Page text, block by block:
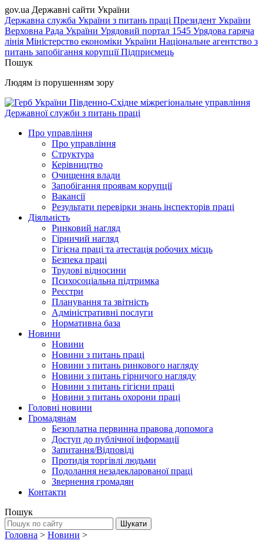
gov.ua Державні сайти України
Державна служба України з питань праці Президент України
Верховна Рада України Урядовий портал 1545 Урядова гаряча
лінія Міністерство економіки України Національне агентство з
питань запобігання корупціїПідприємець
Пошук
Людям із порушенням зору
Південно-Східне міжрегіональне управління
Державної служби з питань праці
Про управління
Про управління
Структура
Керівництво
Очищення влади
Запобігання проявам корупції
Вакансії
Результати перевірки знань інспекторів праці
Діяльність
Ринковий нагляд
Гірничий нагляд
Гігієна праці та атестація робочих місць
Безпека праці
Трудові відносини
Психосоціальна підтримка
Реєстри
Планування та звітність
Адміністративні послуги
Нормативна база
Новини
Новини
Новини з питань праці
Новини з питань ринкового нагляду
Новини з питань гірничого нагляду
Новини з питань гігієни праці
Новини з питань охорони праці
Головні новини
Громадянам
Безоплатна первинна правова допомога
Доступ до публічної інформації
Запитання/Відповіді
Протидія торгівлі людьми
Подолання незадекларованої праці
Звернення громадян
Контакти
Пошук
Головна > Новини >